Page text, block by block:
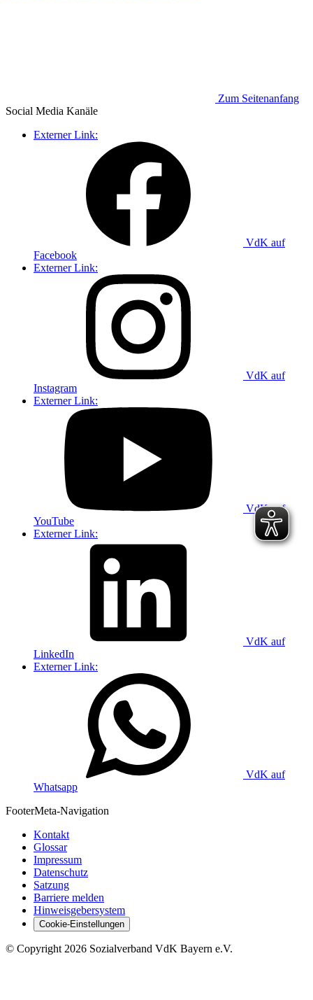
Zum Seitenanfang
Social Media Kanäle
Externer Link:
VdK auf
Facebook
Externer Link:
VdK auf
Instagram
Externer Link:
VdK auf
YouTube
Externer Link:
VdK auf
LinkedIn
Externer Link:
VdK auf
Whatsapp
FooterMeta-Navigation
Kontakt
Glossar
Impressum
Datenschutz
Satzung
Barriere melden
Hinweisgebersystem
Cookie-Einstellungen
© Copyright 2026 Sozialverband VdK Bayern e.V.